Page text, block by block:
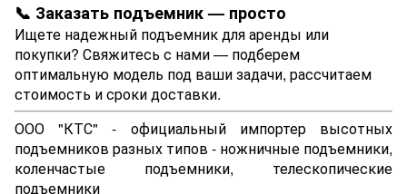
📞 Заказать подъемник — просто
Ищете надежный подъемник для аренды или
покупки? Свяжитесь с нами — подберем
оптимальную модель под ваши задачи, рассчитаем
стоимость и сроки доставки.
ООО "КТС" - официальный импортер высотных
подъемников разных типов - ножничные подъемники,
коленчастые подъемники, телескопические
подъемники